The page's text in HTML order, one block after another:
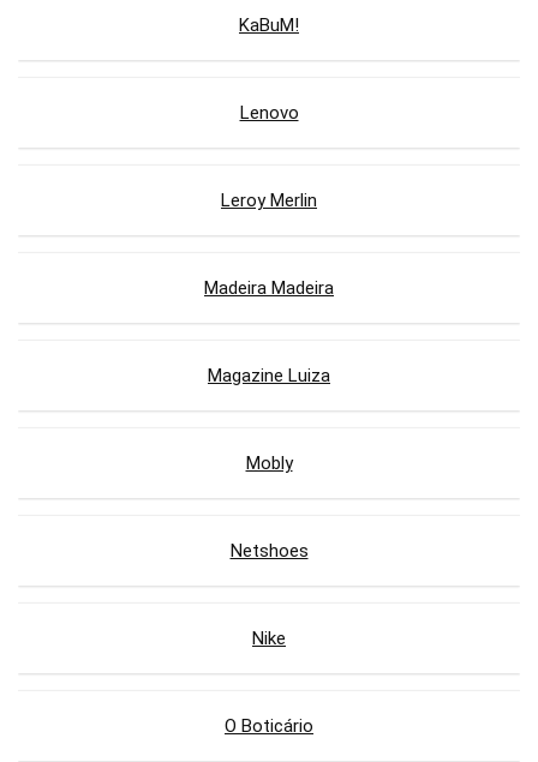
KaBuM!
Lenovo
Leroy Merlin
Madeira Madeira
Magazine Luiza
Mobly
Netshoes
Nike
O Boticário